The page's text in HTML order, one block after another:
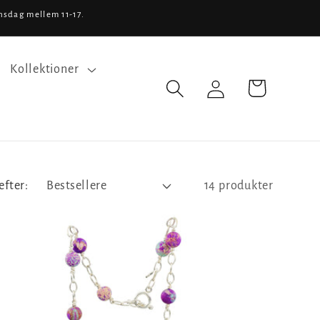
mellem 11-17.
Kollektioner
Log
ind
Indkøbskurv
14 produkter